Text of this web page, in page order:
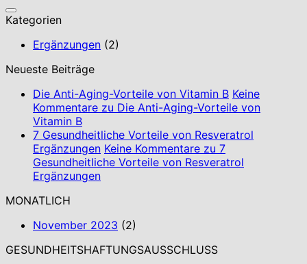
Kategorien
Ergänzungen (2)
Neueste Beiträge
Die Anti-Aging-Vorteile von Vitamin B Keine
Kommentare zu Die Anti-Aging-Vorteile von
Vitamin B
7 Gesundheitliche Vorteile von Resveratrol
Ergänzungen Keine Kommentare zu 7
Gesundheitliche Vorteile von Resveratrol
Ergänzungen
MONATLICH
November 2023 (2)
GESUNDHEITSHAFTUNGSAUSSCHLUSS